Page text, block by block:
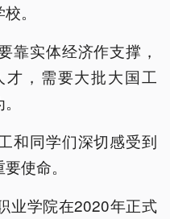
。
靠实体经济作支撑，
，需要大批大国工
和同学们深切感受到
使命。
业学院在2020年正式